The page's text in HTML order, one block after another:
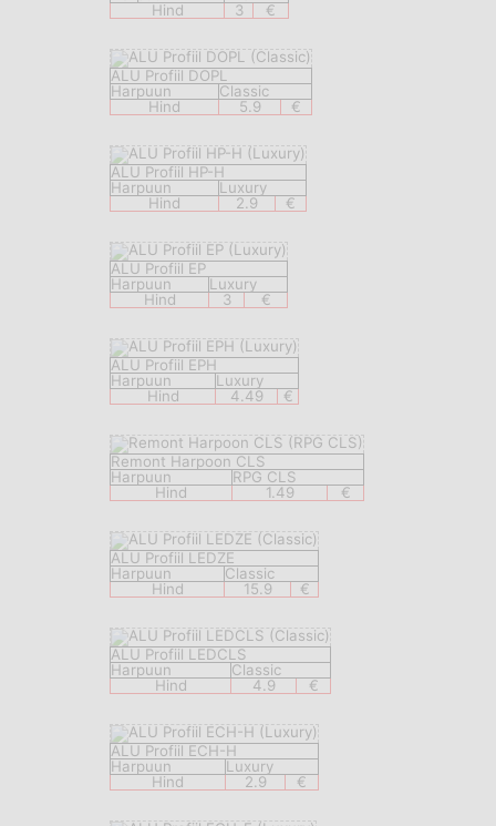
Hind
3 €
ALU Profiil DOPL
Harpuun
Classic
Hind
5.9 €
ALU Profiil HP-H
Harpuun
Luxury
Hind
2.9 €
ALU Profiil EP
Harpuun
Luxury
Hind
3 €
ALU Profiil EPH
Harpuun
Luxury
Hind
4.49 €
Remont Harpoon CLS
Harpuun
RPG CLS
Hind
1.49 €
ALU Profiil LEDZE
Harpuun
Classic
Hind
15.9 €
ALU Profiil LEDCLS
Harpuun
Classic
Hind
4.9 €
ALU Profiil ECH-H
Harpuun
Luxury
Hind
2.9 €